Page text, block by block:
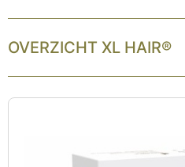
OVERZICHT XL HAIR®